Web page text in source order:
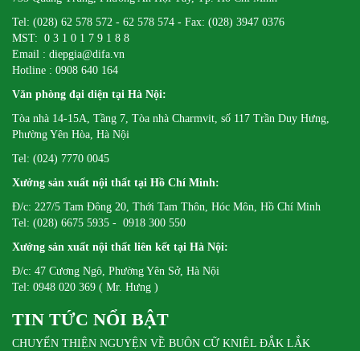
Tel: (028) 62 578 572 - 62 578 574 - Fax: (028) 3947 0376
MST: 0 3 1 0 1 7 9 1 8 8
Email : diepgia@difa.vn
Hotline : 0908 640 164
Văn phòng đại diện tại Hà Nội:
Tòa nhà 14-15A, Tầng 7, Tòa nhà Charmvit, số 117 Trần Duy Hưng,
Phường Yên Hòa, Hà Nội
Tel: (024) 7770 0045
Xưởng sản xuất nội thất tại Hồ Chí Minh:
Đ/c: 227/5 Tam Đông 20, Thới Tam Thôn, Hóc Môn, Hồ Chí Minh
Tel: (028) 6675 5935 - 0918 300 550
Xưởng sản xuất nội thất liên kết tại Hà Nội:
Đ/c: 47 Cương Ngô, Phường Yên Sở, Hà Nội
Tel: 0948 020 369 ( Mr. Hưng )
TIN TỨC NỔI BẬT
CHUYẾN THIỆN NGUYỆN VỀ BUÔN CỮ KNIÊL ĐẮK LẮK